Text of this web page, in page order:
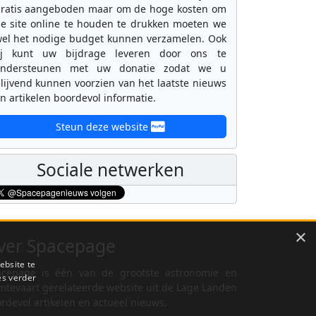
aangeboden maar om de hoge kosten om
site online te houden te drukken moeten we
het nodige budget kunnen verzamelen. Ook
kunt uw bijdrage leveren door ons te
met uw donatie zodat we u
kunnen voorzien van het laatste nieuws
artikelen boordevol informatie.
Steun deze website
Sociale netwerken
is één van de grootste astronomie en
×
te
verder